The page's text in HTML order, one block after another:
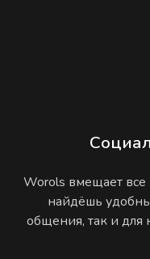
Worols вмещает
найдёшь
общения, так и для